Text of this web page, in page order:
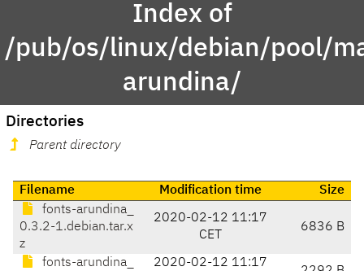
Index of
/pub/os/linux/debian/pool/
arundina/
Directories
Parent directory
Filename Modification time
Size
fonts-arundina_
0.3.2-1.debian.tar.x
z
2020-02-12 11:17
CET
6836 B
fonts-arundina_
2020-02-12 11:17